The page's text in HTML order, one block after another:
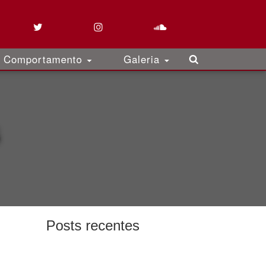
Comportamento Galeria
Posts recentes